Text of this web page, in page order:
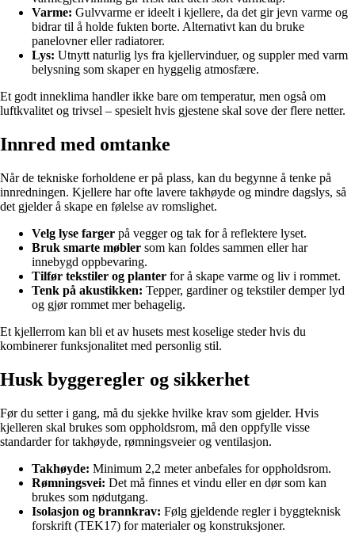
Varme: Gulvvarme er ideelt i kjellere, da det gir jevn varme og
bidrar til å holde fukten borte. Alternativt kan du bruke
panelovner eller radiatorer.
Lys: Utnytt naturlig lys fra kjellervinduer, og suppler med varm
belysning som skaper en hyggelig atmosfære.
Et godt inneklima handler ikke bare om temperatur, men også om
luftkvalitet og trivsel – spesielt hvis gjestene skal sove der flere netter.
Innred med omtanke
Når de tekniske forholdene er på plass, kan du begynne å tenke på
innredningen. Kjellere har ofte lavere takhøyde og mindre dagslys, så
det gjelder å skape en følelse av romslighet.
Velg lyse farger på vegger og tak for å reflektere lyset.
Bruk smarte møbler som kan foldes sammen eller har
innebygd oppbevaring.
Tilfør tekstiler og planter for å skape varme og liv i rommet.
Tenk på akustikken: Tepper, gardiner og tekstiler demper lyd
og gjør rommet mer behagelig.
Et kjellerrom kan bli et av husets mest koselige steder hvis du
kombinerer funksjonalitet med personlig stil.
Husk byggeregler og sikkerhet
Før du setter i gang, må du sjekke hvilke krav som gjelder. Hvis
kjelleren skal brukes som oppholdsrom, må den oppfylle visse
standarder for takhøyde, rømningsveier og ventilasjon.
Takhøyde: Minimum 2,2 meter anbefales for oppholdsrom.
Rømningsvei: Det må finnes et vindu eller en dør som kan
brukes som nødutgang.
Isolasjon og brannkrav: Følg gjeldende regler i byggteknisk
forskrift (TEK17) for materialer og konstruksjoner.